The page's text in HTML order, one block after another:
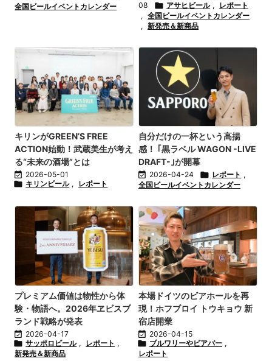
全国ビールイベントカレンダー
08
 アサヒビール , レポート
, 全国ビールイベントカレンダー
, 新発売＆新商品
キリンがGREEN’S FREE
ACTION始動！武蔵美生が考え
る“未来の酒場”とは
 2026-05-01
 キリンビール , レポート
自分だけの一杯という高揚
感！ ｢黒ラベル WAGON -LIVE
DRAFT-｣が開幕
 2026-04-24  レポート ,
全国ビールイベントカレンダー
プレミアム価値は物性から体
験・物語へ。2026年ヱビスブ
ランド戦略が発表
 2026-04-17
 サッポロビール , レポート ,
新発売＆新商品
本場ドイツのビアホールを再
現！ホフブロイ トウキョウ 新
宿店開業
 2026-04-15
 ブルワリーやビアバー ,
レポート